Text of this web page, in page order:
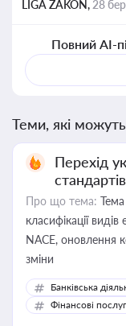
LIGA ZAKON, 28
Повний AI-
Теми, які
Перехід
Про що тема:
класифікації
NACE, оновлення
зміни
Банківська
Фінансові